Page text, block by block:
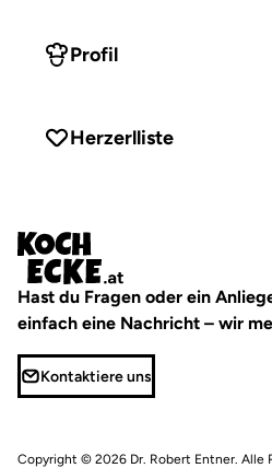
Profil
Herzerlliste
Hast du Fragen oder ein
einfach eine Nachricht – wir
Kontaktiere uns
Copyright © 2026 Dr. Robert Entner. Alle